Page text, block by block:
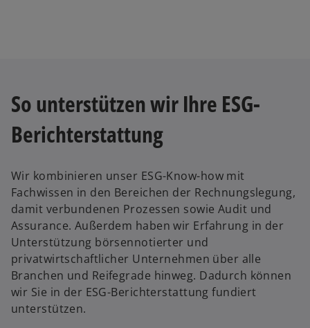
n
So unterstützen wir Ihre ESG-
Berichterstattung
Wir kombinieren unser ESG-Know-how mit
Fachwissen in den Bereichen der Rechnungslegung,
damit verbundenen Prozessen sowie Audit und
Assurance. Außerdem haben wir Erfahrung in der
Unterstützung börsennotierter und
privatwirtschaftlicher Unternehmen über alle
Branchen und Reifegrade hinweg. Dadurch können
wir Sie in der ESG-Berichterstattung fundiert
unterstützen.